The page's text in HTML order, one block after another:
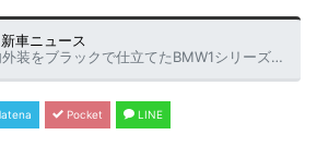
新車ニュース
で仕立てたBMW1シリーズの限定モデル「118d Pure Black」がデビュー
Pocket LINE